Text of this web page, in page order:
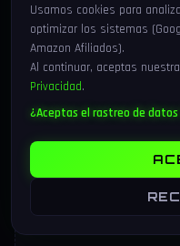
Compartir:
Comentarios(0)
Usamos cookies para
optimizar los sistemas
Amazon Afiliados).
Al continuar, aceptas nuestra
Privacidad.
¿Aceptas el rastreo de